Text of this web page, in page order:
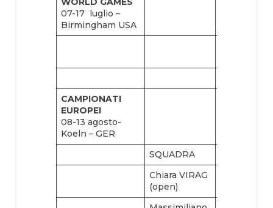
07-17 luglio –
Birmingham USA
CAMPIONATI
EUROPEI
08-13 agosto-
Koeln – GER
SQUADRA
Chiara VIRAG
(open)